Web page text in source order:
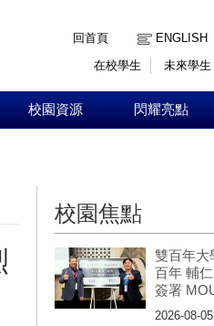
回首頁
ENGLISH
在校學生
未來學生
校園資源 閃耀亮點
校園焦點
雙百年大
百年 輔
簽署
2026-08-05